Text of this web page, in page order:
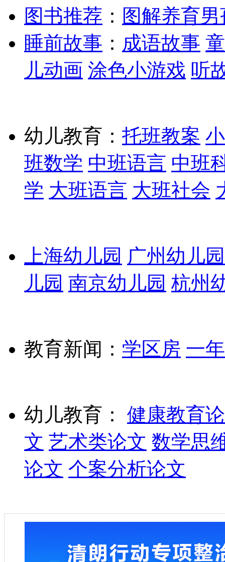
图书推荐 ： 图解养育男
睡前故事 ： 成语故事
儿动画 涂色小游戏 听
幼儿教育： 托班教案
班数学 中班语言 中班
学 大班语言 大班社会
上海幼儿园 广州幼儿园
儿园 南京幼儿园 杭州
教育新闻： 学区房 一
幼儿教育：
健康教育
文 艺术类论文 数学思
论文 个案分析论文